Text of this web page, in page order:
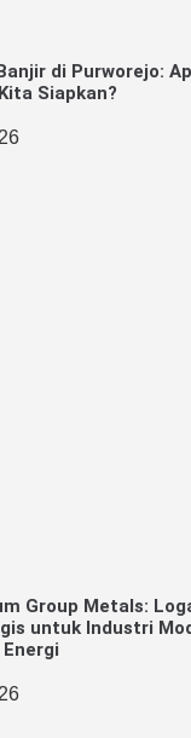
di Purworejo:
Siapkan?
Group Metals:
untuk Industri